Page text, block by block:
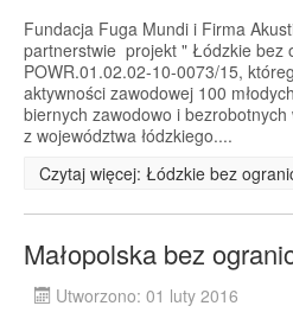
Fundacja Fuga Mundi i Firma
partnerstwie projekt " Łódzkie bez
POWR.01.02.02-10-0073/15,
aktywności zawodowej 100
biernych zawodowo i
z województwa łódzkiego....
Czytaj więcej: Łódzkie bez
Małopolska bez
Utworzono: 01 luty 2016